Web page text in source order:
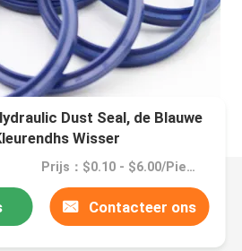
Dust Seal, de Blauwe
Wisser
Prijs：$0.10 - $6.00/Pieces
Contacteer ons